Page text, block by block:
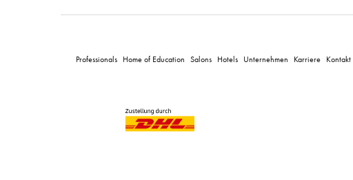
Professionals Home of Education Salons Hotels Unternehmen Karriere Kontakt